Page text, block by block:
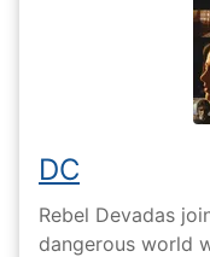
DC
Rebel Devadas
dangerous world